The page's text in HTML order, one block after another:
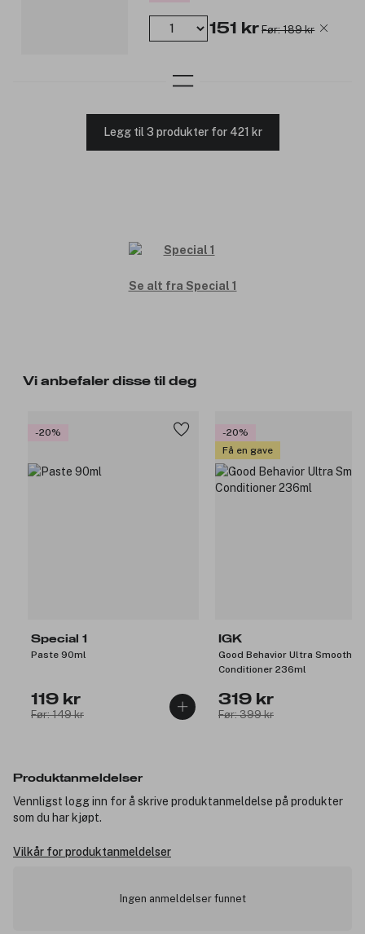
151 kr Før: 189 kr
Legg til 3 produkter for 421 kr
Se alt fra Special 1
Vi anbefaler disse til deg
-20%
Special 1
Paste 90ml
119 kr
Før: 149 kr
-20%
Få en gave
IGK
Good Behavior Ultra Smooth
Conditioner 236ml
319 kr
Før: 399 kr
Produktanmeldelser
Vennligst logg inn for å skrive produktanmeldelse på produkter
som du har kjøpt.
Vilkår for produktanmeldelser
Ingen anmeldelser funnet